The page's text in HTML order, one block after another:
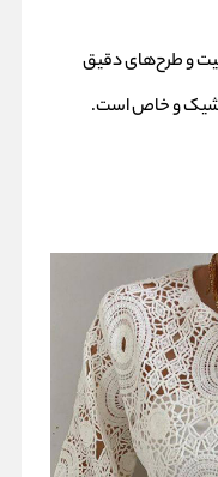
و طرح‌های دقیق
شیک و خاص است.